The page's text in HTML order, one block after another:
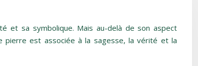
et sa symbolique. Mais au-delà de son aspect
pierre est associée à la sagesse, la vérité et la